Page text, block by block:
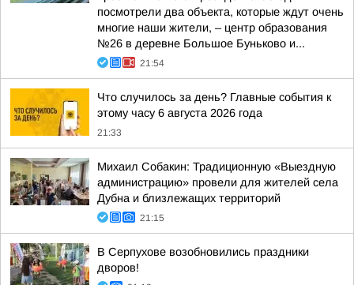
посмотрели два объекта, которые ждут очень
многие наши жители, – центр образования
№26 в деревне Большое Буньково и...
21:54
Что случилось за день? Главные события к
этому часу 6 августа 2026 года
21:33
Михаил Собакин: Традиционную «Выездную
администрацию» провели для жителей села
Дубна и близлежащих территорий
21:15
В Серпухове возобновились праздники
дворов!